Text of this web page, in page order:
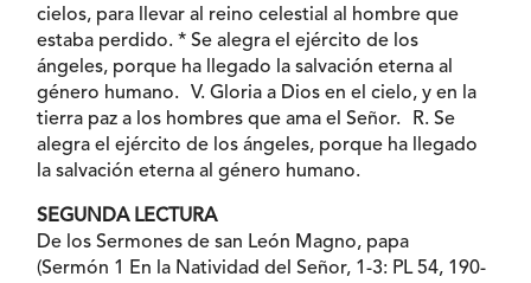
cielos, para llevar al reino celestial al hombre que
estaba perdido. * Se alegra el ejército de los
ángeles, porque ha llegado la salvación eterna al
género humano. V. Gloria a Dios en el cielo, y en la
tierra paz a los hombres que ama el Señor. R. Se
alegra el ejército de los ángeles, porque ha llegado
la salvación eterna al género humano.
SEGUNDA LECTURA
De los Sermones de san León Magno, papa
(Sermón 1 En la Natividad del Señor, 1-3: PL 54, 190-